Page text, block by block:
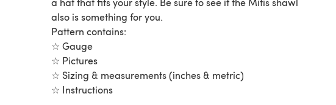
also is something for you.
Pattern contains:
☆ Gauge
☆ Pictures
☆ Sizing & measurements (inches & metric)
☆ Instructions